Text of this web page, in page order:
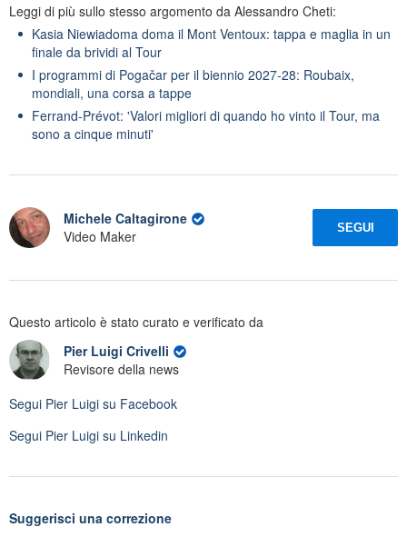
Leggi di più sullo stesso argomento da Alessandro Cheti:
Kasia Niewiadoma doma il Mont Ventoux: tappa e maglia in un
finale da brividi al Tour
I programmi di Pogačar per il biennio 2027-28: Roubaix,
mondiali, una corsa a tappe
Ferrand-Prévot: 'Valori migliori di quando ho vinto il Tour, ma
sono a cinque minuti'
Michele Caltagirone
Video Maker
SEGUI
Questo articolo è stato curato e verificato da
Pier Luigi Crivelli
Revisore della news
Segui Pier Luigi su Facebook
Segui Pier Luigi su Linkedin
Suggerisci una correzione